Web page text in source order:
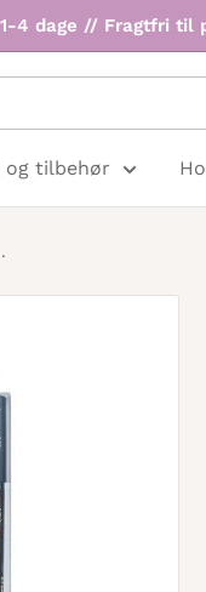
4 dage // Fragtfri til
og tilbehør